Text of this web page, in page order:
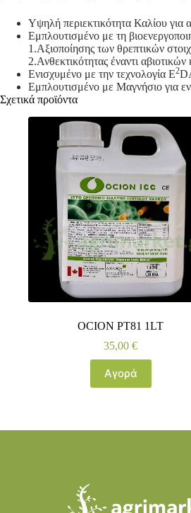
Υψηλή περιεκτικότητα Καλίου
Εμπλουτισμένο με τη
1.Αξιοποίησης των θρεπτικών
2.Ανθεκτικότητας έναντι
Ενισχυμένο με την τεχνολογία E2
Εμπλουτισμένο με Μαγνήσιο για
Σχετικά προϊόντα
OCION PT81 1LT
35,00€
Αγορά